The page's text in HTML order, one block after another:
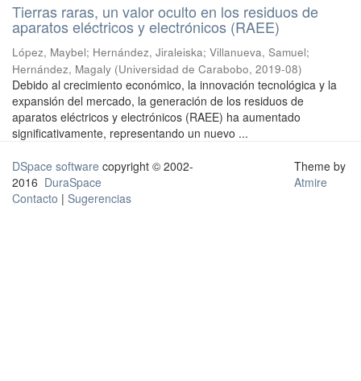
Tierras raras, un valor oculto en los residuos de
aparatos eléctricos y electrónicos (RAEE)
López, Maybel; Hernández, Jiraleiska; Villanueva, Samuel;
Hernández, Magaly (Universidad de Carabobo, 2019-08)
Debido al crecimiento económico, la innovación tecnológica y la
expansión del mercado, la generación de los residuos de
aparatos eléctricos y electrónicos (RAEE) ha aumentado
significativamente, representando un nuevo ...
DSpace software copyright © 2002-
2016 DuraSpace
Contacto | Sugerencias
Theme by
Atmire